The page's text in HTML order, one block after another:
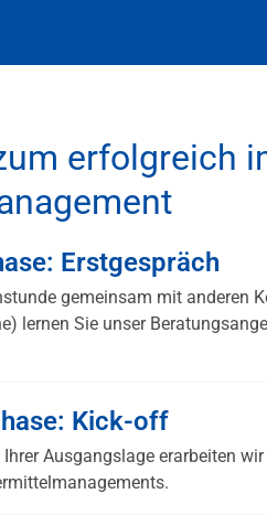
erfolgreich
Erstgespräch
gemeinsam mit anderen
lernen Sie unser
Kick-off
Ausgangslage erarbeiten